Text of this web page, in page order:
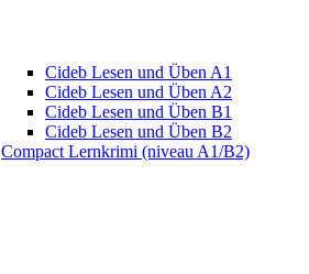
Cideb Lesen und Üben A1
Cideb Lesen und Üben A2
Cideb Lesen und Üben B1
Cideb Lesen und Üben B2
Compact Lernkrimi (niveau A1/B2)